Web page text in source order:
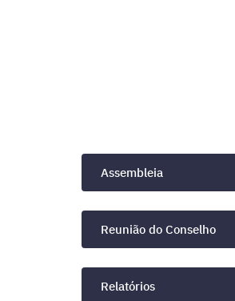
Assembleia
Reunião do Conselho
Relatórios